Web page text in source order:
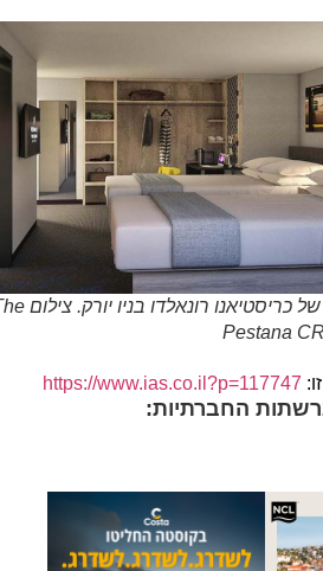
חדר מרווח במלון של כריסטיאנו רונאלדו בניו יורק. צילום The
Pestana
https://www.ias.co.il?p=117747
החברתיות: